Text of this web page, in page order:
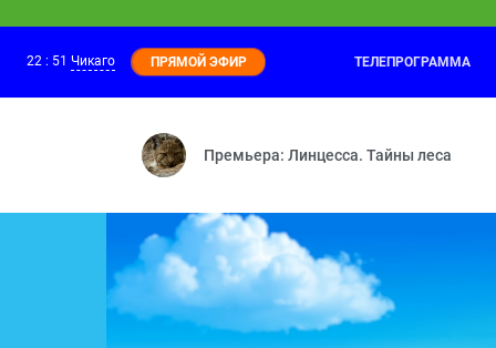
22:00
Бобр добр
Летающий барсук — Мишень —
22 : 51 Чикаго ПРЯМОЙ ЭФИР ТЕЛЕПРОГРАММА
Премьера: Линцесса. Тайны леса